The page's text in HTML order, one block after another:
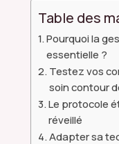
Table des
Pourquoi la
essentielle ?
Testez vos
soin contour
Le protocole
réveillé
Adapter sa